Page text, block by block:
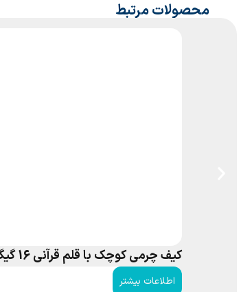
محصولات مرتبط
کیف چرمی کوچک با قلم قرآنی 16 گیگ و قرآن پالتویی و منتخب مفاتیح
اطلاعات بیشتر